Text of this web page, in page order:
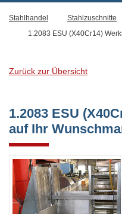
Stahlhandel Stahlzuschnitte
1.2083 ESU (X40Cr14)
Zurück zur Übersicht
1.2083 ESU
auf Ihr